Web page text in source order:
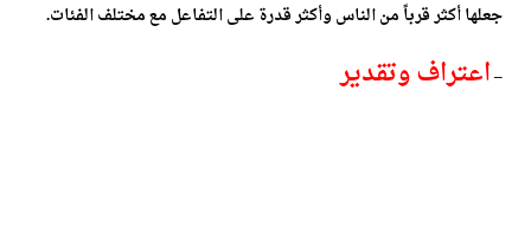
جعلها أكثر قرباً من الناس وأكثر قدرة على التفاعل مع مختلف الفئات.
–اعتراف وتقدير